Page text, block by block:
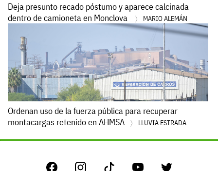
Deja presunto recado póstumo y aparece calcinada
dentro de camioneta en Monclova
MARIO ALEMÁN
Ordenan uso de la fuerza pública para recuperar
montacargas retenido en AHMSA
LLUVIA ESTRADA